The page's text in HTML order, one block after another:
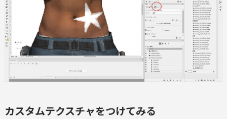
カスタムテクスチャをつけてみる